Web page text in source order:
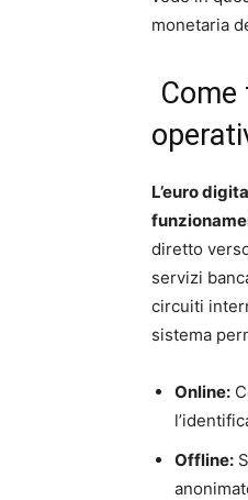
monetaria
Come
L’euro
diretto
servizi
circuiti
sistema
Online:
Offline: